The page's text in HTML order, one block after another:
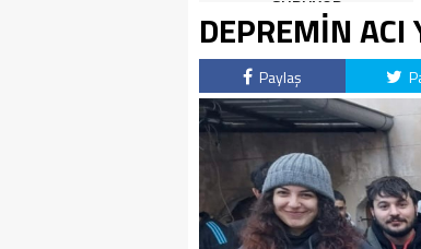
SÜRÜYOR
DEPREMİN
Paylaş